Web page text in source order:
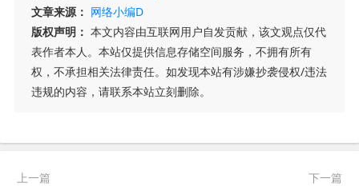
文章来源： 网络小编D
版权声明： 本文内容由互联网用户自发贡献，该文观点仅代
表作者本人。本站仅提供信息存储空间服务，不拥有所有
权，不承担相关法律责任。如发现本站有涉嫌抄袭侵权/违法
违规的内容，请联系本站立刻删除。
上一篇 下一篇